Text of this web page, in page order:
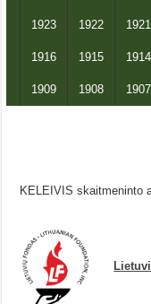
1923 1922 1921
1916 1915 1914
1909 1908 1907
KELEIVIS skaitmeninto